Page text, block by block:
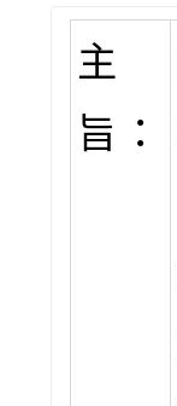
主
旨：